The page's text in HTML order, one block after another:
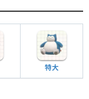
特大